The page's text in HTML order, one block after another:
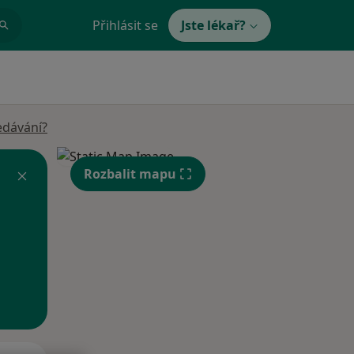
Přihlásit se Jste lékař?
Rozbalit mapu